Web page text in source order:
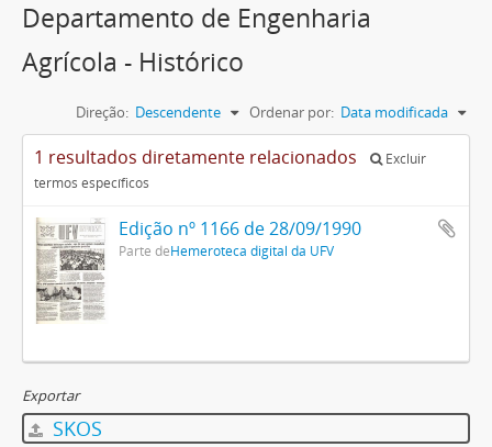
Departamento de Engenharia
Agrícola - Histórico
Ordenar por: Data modificada
Direção: Descendente
1 resultados diretamente relacionados
Excluir
termos específicos
Edição nº 1166 de 28/09/1990
Parte deHemeroteca digital da UFV
Exportar
SKOS